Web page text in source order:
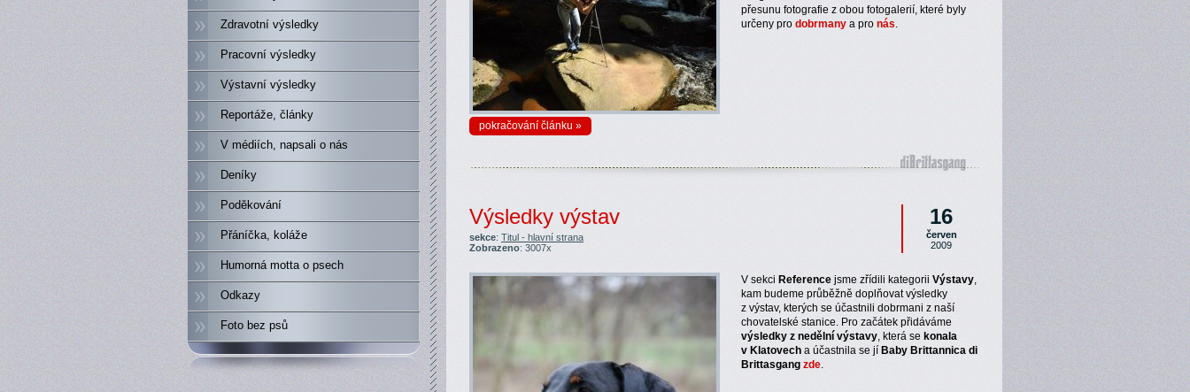
Zdravotní výsledky
Pracovní výsledky
Výstavní výsledky
Reportáže, články
V médiích, napsali o nás
Deníky
Poděkování
Přáníčka, koláže
Humorná motta o psech
Odkazy
Foto bez psů
přesunu fotografie z obou fotogalerií, které byly
určeny pro dobrmany a pro nás.
pokračování článku »
16
červen
2009
Výsledky výstav
sekce: Titul - hlavní strana
Zobrazeno: 3007x
V sekci Reference jsme zřídili kategorii Výstavy,
kam budeme průběžně doplňovat výsledky
z výstav, kterých se účastnili dobrmani z naší
chovatelské stanice. Pro začátek přidáváme
výsledky z nedělní výstavy, která se konala
v Klatovech a účastnila se jí Baby Brittannica di
Brittasgang zde.